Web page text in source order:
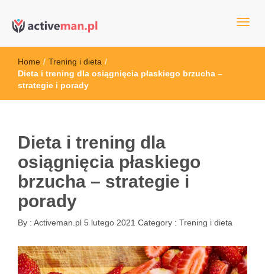
active man – sprzęt sportowy
sportowym
Home / Trening i dieta /
Dieta i trening dla osiągnięcia płaskiego brzucha –
strategie i porady
Dieta i trening dla
osiągnięcia płaskiego
brzucha – strategie i
porady
By : Activeman.pl 5 lutego 2021 Category : Trening i dieta